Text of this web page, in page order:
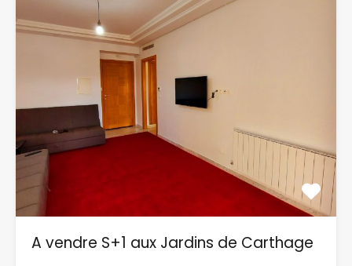
A vendre S+1 aux Jardins de Carthage